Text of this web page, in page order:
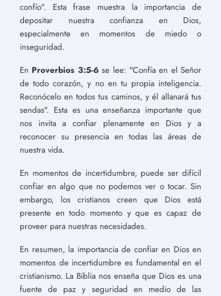
confío". Esta frase muestra la importancia de
depositar nuestra confianza en Dios,
especialmente en momentos de miedo o
inseguridad.
En Proverbios 3:5-6se lee: "Confía en el Señor
de todo corazón, y no en tu propia inteligencia.
Reconócelo en todos tus caminos, y él allanará tus
sendas". Esta es una enseñanza importante que
nos invita a confiar plenamente en Dios y a
reconocer su presencia en todas las áreas de
nuestra vida.
En momentos de incertidumbre, puede ser difícil
confiar en algo que no podemos ver o tocar. Sin
embargo, los cristianos creen que Dios está
presente en todo momento y que es capaz de
proveer para nuestras necesidades.
En resumen, la importancia de confiar en Dios en
momentos de incertidumbre es fundamental en el
cristianismo. La Biblia nos enseña que Dios es una
fuente de paz y seguridad en medio de las